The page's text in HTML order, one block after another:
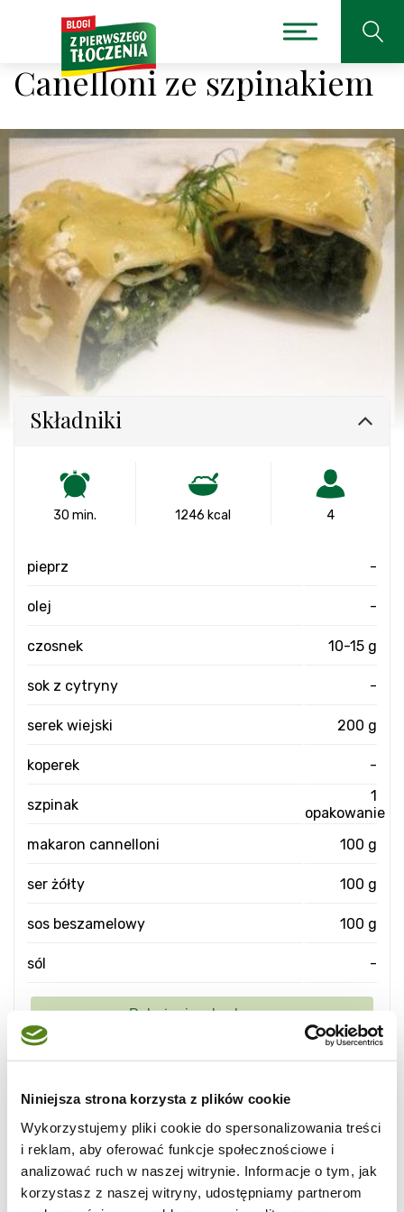
Niniejsza strona korzysta z plików cookie
Wykorzystujemy pliki cookie do spersonalizowania treści
i reklam, aby oferować funkcje społecznościowe i
analizować ruch w naszej witrynie. Informacje o tym, jak
korzystasz z naszej witryny, udostępniamy partnerom
Canelloni ze szpinakiem
Składniki
30 min. 1246 kcal 4
pieprz -
olej -
czosnek 10-15 g
sok z cytryny -
serek wiejski 200 g
koperek -
szpinak
1
opakowanie
makaron cannelloni
100 g
ser żółty 100 g
sos beszamelowy 100 g
sól -